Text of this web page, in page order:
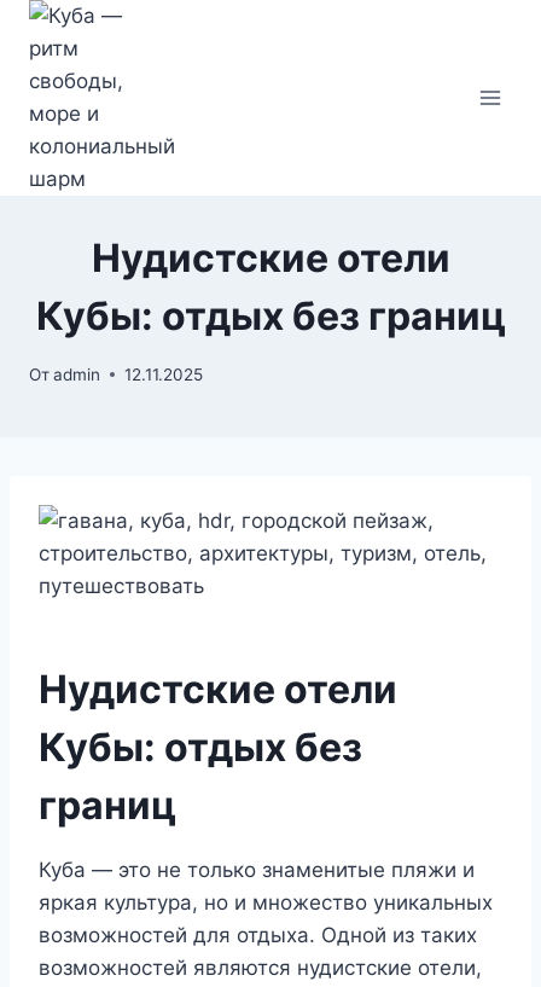
Перейти
содержимому
Нудистские отели
Кубы: отдых без границ
Отadmin 12.11.2025
Нудистские отели
Кубы: отдых без
границ
Куба — это не только знаменитые пляжи и
яркая культура, но и множество уникальных
возможностей для отдыха. Одной из таких
возможностей являются нудистские отели,